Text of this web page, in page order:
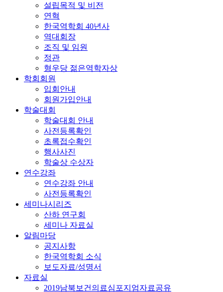
설립목적 및 비전
연혁
한국역학회 40년사
역대회장
조직 및 임원
정관
형우당 젊은역학자상
학회회원
입회안내
회원가입안내
학술대회
학술대회 안내
사전등록확인
초록접수확인
행사사진
학술상 수상자
연수강좌
연수강좌 안내
사전등록확인
세미나시리즈
산하 연구회
세미나 자료실
알림마당
공지사항
한국역학회 소식
보도자료/성명서
자료실
2019남북보건의료심포지엄자료공유